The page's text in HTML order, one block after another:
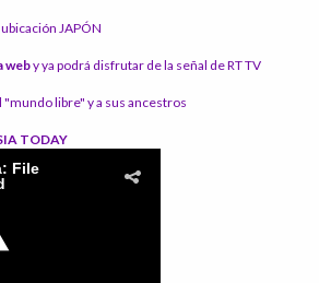
ubicación JAPÓN
weby ya podrá disfrutar de la señal de RT TV
"mundo libre" y a sus ancestros
TODAY